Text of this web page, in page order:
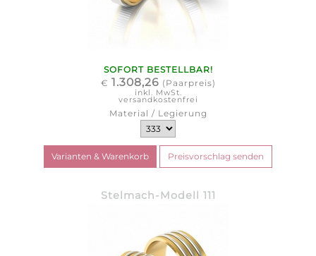
SOFORT BESTELLBAR!
€ 1.308,26 (Paarpreis)
inkl. MwSt.
versandkostenfrei
Material / Legierung
Stelmach-Modell 111